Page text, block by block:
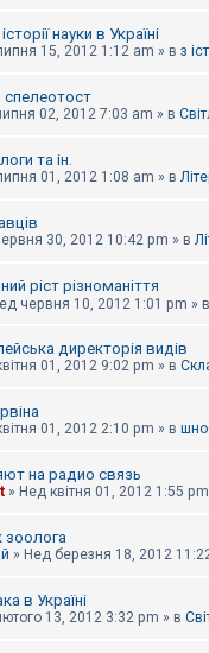
науки в Україні
15, 2012 1:12 am » в з
спелеотост
02, 2012 7:03 am » в
та ін.
01, 2012 1:08 am » в
30, 2012 10:42 pm » в
ріст різноманіття
червня 10, 2012 1:01 pm » в
директорія видів
01, 2012 9:02 pm » в
01, 2012 2:10 pm » в
на радио связь
» Нед квітня 01, 2012 1:55 pm
» Нед березня 18, 2012
в Україні
13, 2012 3:32 pm » в